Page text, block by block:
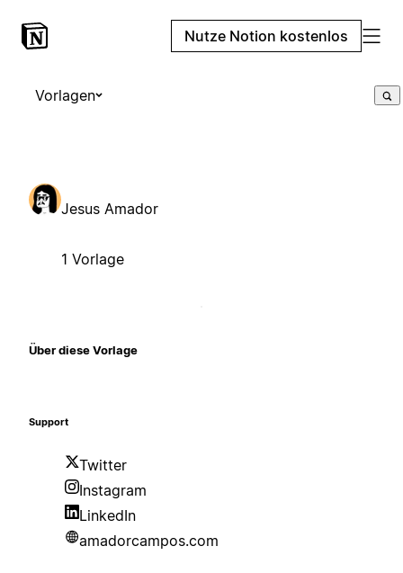
Nutze Notion kostenlos
Vorlagen
Jesus Amador
1 Vorlage
Über diese Vorlage
Support
Twitter
Instagram
LinkedIn
amadorcampos.com